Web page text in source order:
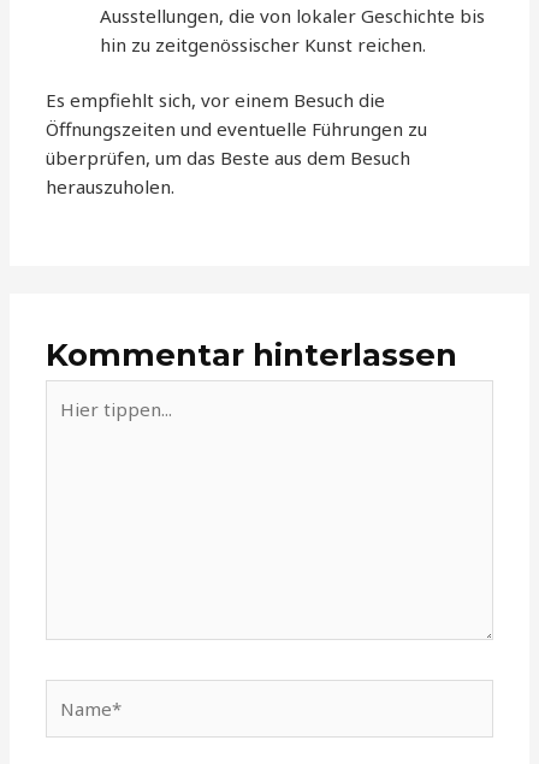
Ausstellungen, die von lokaler Geschichte bis
hin zu zeitgenössischer Kunst reichen.
Es empfiehlt sich, vor einem Besuch die
Öffnungszeiten und eventuelle Führungen zu
überprüfen, um das Beste aus dem Besuch
herauszuholen.
Kommentar hinterlassen
tippen...